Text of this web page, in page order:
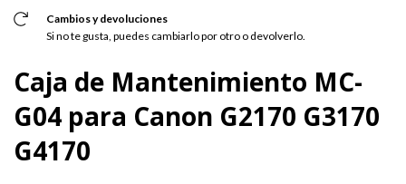
Cambios y devoluciones
Si no te gusta, puedes cambiarlo por otro o devolverlo.
Caja de Mantenimiento MC-
G04 para Canon G2170 G3170
G4170